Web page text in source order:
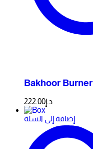
Bakhoor Burner
د.إ222.00
إضافة إلى السلة